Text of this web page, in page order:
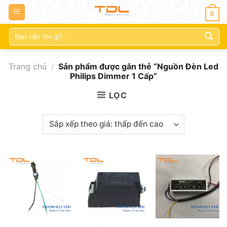
0
Tìm
kiếm:
Trang chủ / Sản phẩm được gắn thẻ “Nguồn Đèn Led
Philips Dimmer 1 Cấp”
LỌC